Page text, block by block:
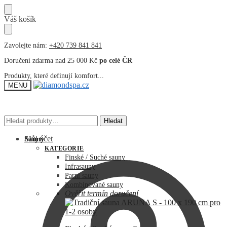
Přeskočit
na
navigaci
Přeskočit
na
obsah
Váš košík
Zavolejte nám: +420 739 841 841
Doručení zdarma nad 25 000 Kč po celé ČR
Produkty, které definují komfort...
MENU
Hledat: Hledat
Můj účet
Hledat: Hledat
Sauny
KATEGORIE
Finské / Suché sauny
Infrasauny
Parní sauny
Kombinované sauny
Ověřit termín doručení